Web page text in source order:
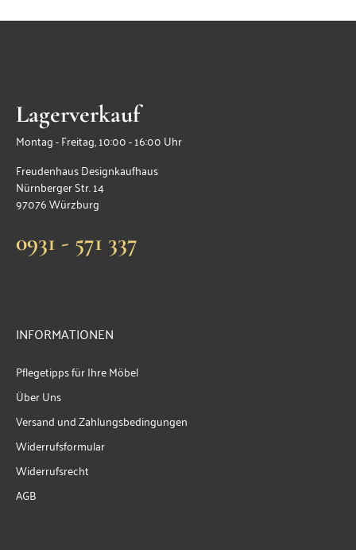
Lagerverkauf
Montag - Freitag, 10:00 - 16:00 Uhr
Freudenhaus Designkaufhaus
Nürnberger Str. 14
97076 Würzburg
0931 - 571 337
INFORMATIONEN
Pflegetipps für Ihre Möbel
Über Uns
Versand und Zahlungsbedingungen
Widerrufsformular
Widerrufsrecht
AGB